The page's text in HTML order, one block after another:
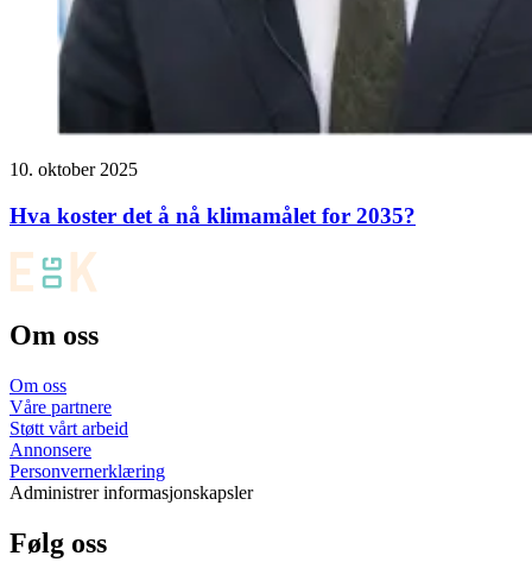
10. oktober 2025
Hva koster det å nå klimamålet for 2035?
Om oss
Om oss
Våre partnere
Støtt vårt arbeid
Annonsere
Personvernerklæring
Administrer informasjonskapsler
Følg oss